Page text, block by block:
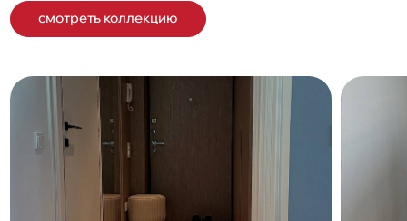
смотреть коллекцию